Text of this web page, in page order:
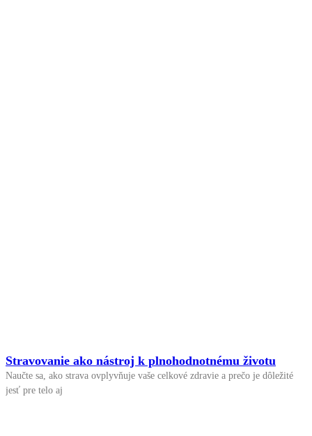
Stravovanie ako nástroj k plnohodnotnému životu
Naučte sa, ako strava ovplyvňuje vaše celkové zdravie a prečo je dôležité
jesť pre telo aj